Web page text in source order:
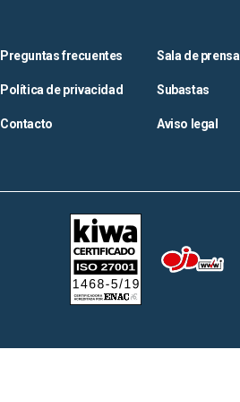
Preguntas frecuentes Sala de prensa
Política de privacidad Subastas
Contacto Aviso legal